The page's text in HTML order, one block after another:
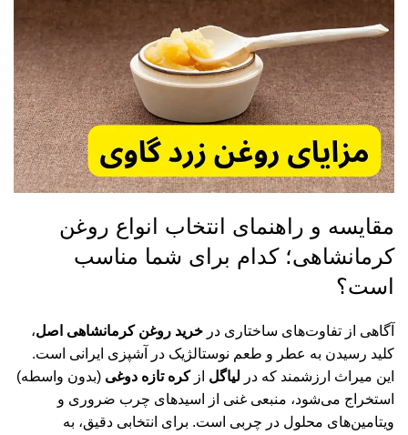
مقایسه و راهنمای انتخاب انواع روغن
کرمانشاهی؛ کدام برای شما مناسب
است؟
آگاهی از تفاوت‌های ساختاری در خرید روغن کرمانشاهی اصل،
کلید رسیدن به عطر و طعم نوستالژیک در آشپزی ایرانی است.
این میراث ارزشمند که در لیاگل ازکره تازه دوغی (بدون واسطه)
استخراج می‌شود، منبعی غنی از اسیدهای چرب ضروری و
ویتامین‌های محلول در چربی است. برای انتخابی دقیق، به